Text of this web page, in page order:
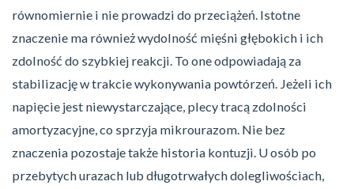
równomiernie i nie prowadzi do przeciążeń. Istotne
znaczenie ma również wydolność mięśni głębokich i ich
zdolność do szybkiej reakcji. To one odpowiadają za
stabilizację w trakcie wykonywania powtórzeń. Jeżeli ich
napięcie jest niewystarczające, plecy tracą zdolności
amortyzacyjne, co sprzyja mikrourazom. Nie bez
znaczenia pozostaje także historia kontuzji. U osób po
przebytych urazach lub długotrwałych dolegliwościach,